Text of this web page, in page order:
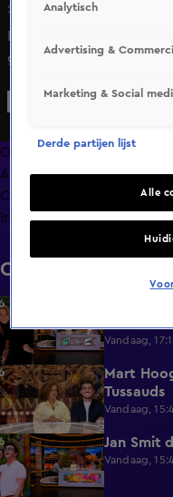
25 apr 2025, 07:57
grensoverschrijdend
Overzicht
Afleveringen
Clips
Info
Clips
1:45
Vandaag,
1:59
Mart
Tussauds
Vandaag,
7:33 Jan Smit
Vandaag,
Analytisch
Advertising &
Marketing & Social
Derde partijen lijst
Alle